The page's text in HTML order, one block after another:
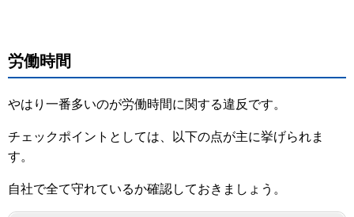
労働時間
やはり一番多いのが労働時間に関する違反です。
チェックポイントとしては、以下の点が主に挙げられま
す。
自社で全て守れているか確認しておきましょう。